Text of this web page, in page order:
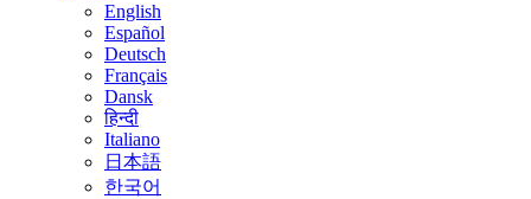
English
Español
Deutsch
Français
Dansk
हिन्दी
Italiano
日本語
한국어